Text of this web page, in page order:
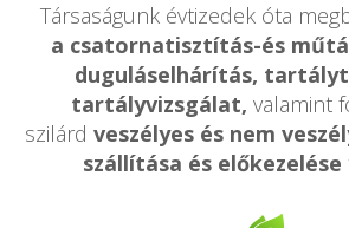
Társaságunk évtizedek óta
a csatornatisztítás-és
duguláselhárítás,
tartályvizsgálat, valamint
szilárd veszélyes és nem
szállítása és előkezelése